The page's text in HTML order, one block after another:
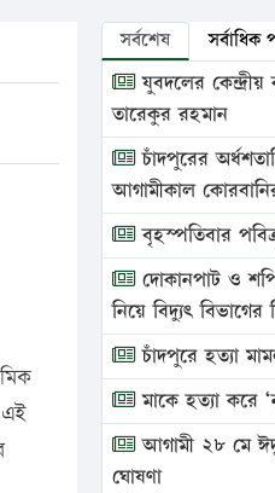
সর্বশেষ সর্বাধিক
যুবদলের কেন্দ্রীয়
তারেকুর রহমান
চাঁদপুরের
আগামীকাল
বৃহস্পতিবার
দোকানপাট ও
নিয়ে বিদ্যুৎ বিভাগের
চাঁদপুরে হত্যা
মাকে হত্যা করে
আগামী ২৮ মে
ঘোষণা